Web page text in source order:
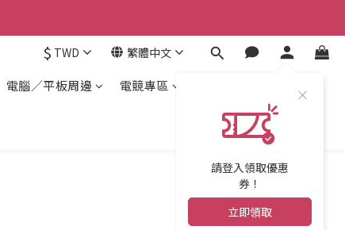
$ TWD 繁體中文
請登入領取優惠
券！
立即領取
電腦／平板周邊
電競專區